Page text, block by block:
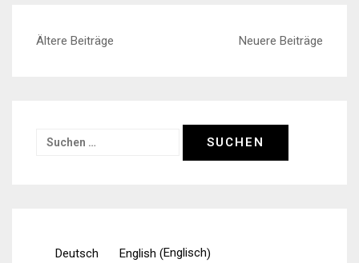
Beitragsnavigation
Ältere Beiträge Neuere Beiträge
Suchen
Deutsch English (Englisch)